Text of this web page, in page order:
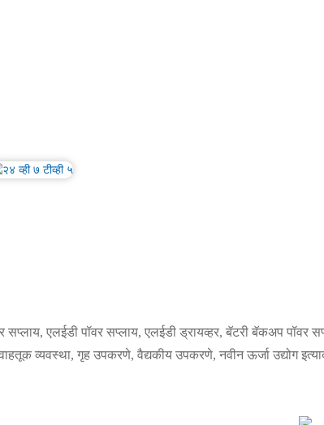
सप्लाय, एलईडी पॉवर सप्लाय, एलईडी ड्रायव्हर, बॅटरी बॅकअप पॉवर
व्यवस्था, गृह उपकरणे, वैद्यकीय उपकरणे, नवीन ऊर्जा उद्योग